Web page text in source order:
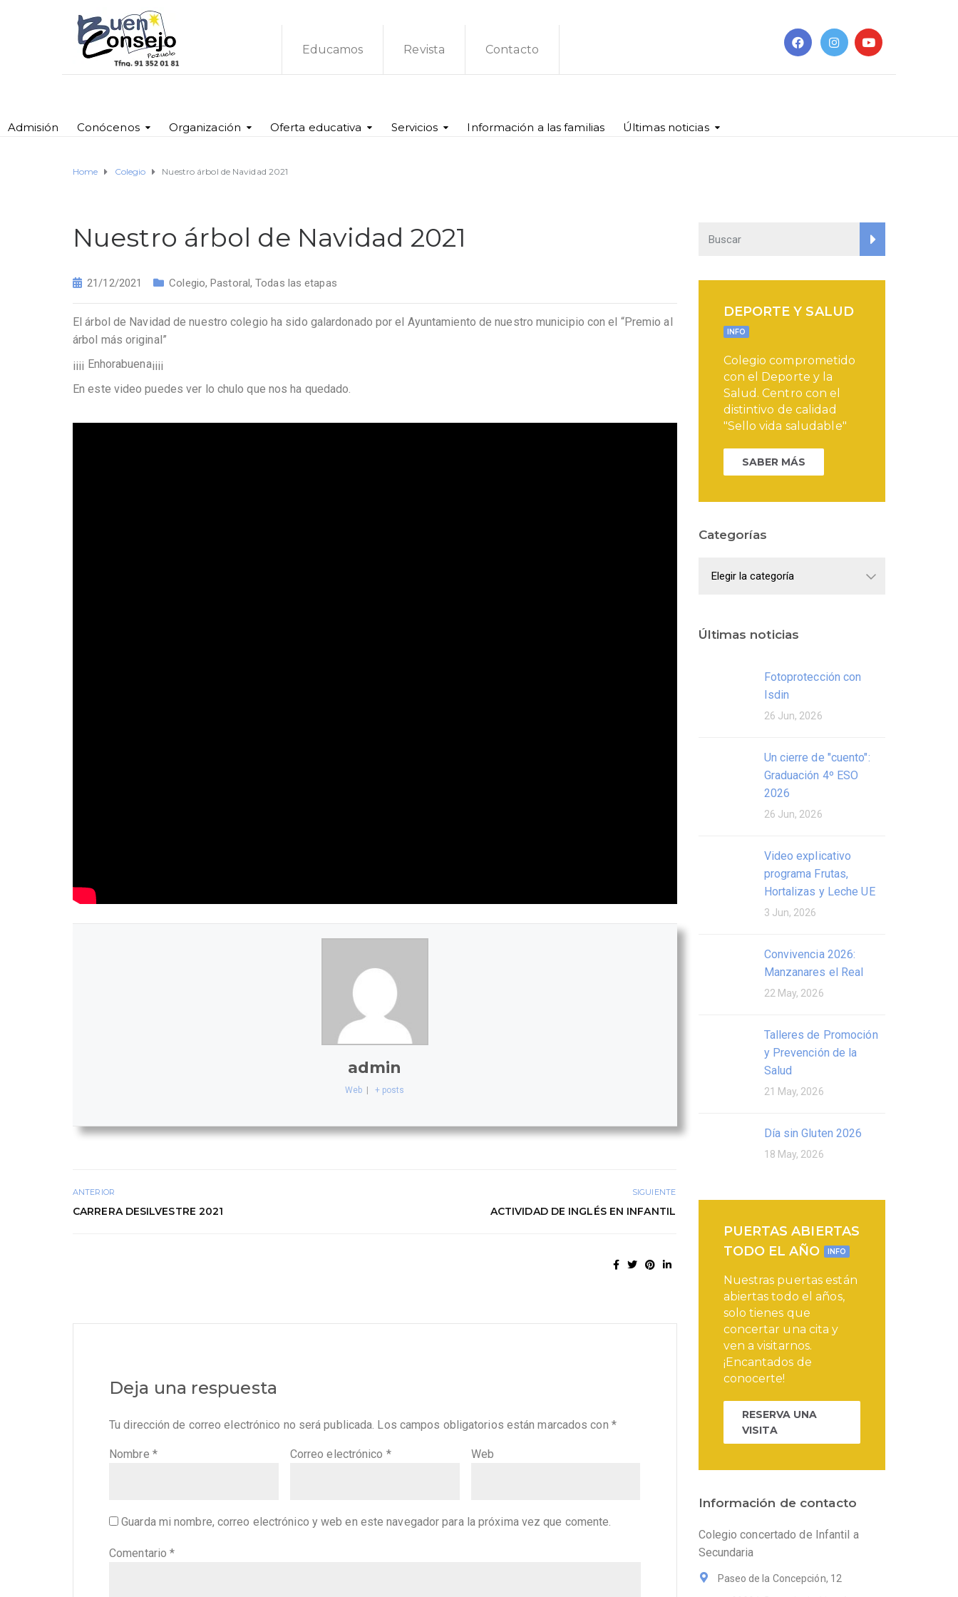
Educamos Revista Contacto
Admisión Conócenos Organización Oferta educativa Servicios Información a las familias Últimas noticias
Home Colegio Nuestro árbol de Navidad 2021
Nuestro árbol de Navidad 2021
21/12/2021 Colegio,Pastoral,Todas las etapas
El árbol de Navidad de nuestro colegio ha sido galardonado por el Ayuntamiento de nuestro municipio con el “Premio al
árbol más original”
¡¡¡¡ Enhorabuena¡¡¡¡
En este video puedes ver lo chulo que nos ha quedado.
admin
Web | + posts
ANTERIOR
CARRERA DESILVESTRE 2021
SIGUIENTE
ACTIVIDAD DE INGLÉS EN INFANTIL
Deja una respuesta
Tu dirección de correo electrónico no será publicada. Los campos obligatorios están marcados con *
Nombre * Correo electrónico * Web
Guarda mi nombre, correo electrónico y web en este navegador para la próxima vez que comente.
Comentario*
DEPORTE Y SALUD
INFO
Colegio comprometido
con el Deporte y la
Salud. Centro con el
distintivo de calidad
"Sello vida saludable"
SABER MÁS
Categorías
Últimas noticias
Fotoprotección con
Isdin
26 Jun, 2026
Un cierre de "cuento":
Graduación 4º ESO
2026
26 Jun, 2026
Video explicativo
programa Frutas,
Hortalizas y Leche UE
3 Jun, 2026
Convivencia 2026:
Manzanares el Real
22 May, 2026
Talleres de Promoción
y Prevención de la
Salud
21 May, 2026
Día sin Gluten 2026
18 May, 2026
PUERTAS ABIERTAS
TODO EL AÑO
INFO
Nuestras puertas están
abiertas todo el años,
solo tienes que
concertar una cita y
ven a visitarnos.
¡Encantados de
conocerte!
RESERVA UNA
VISITA
Información de contacto
Colegio concertado de Infantil a
Secundaria
Paseo de la Concepción, 12